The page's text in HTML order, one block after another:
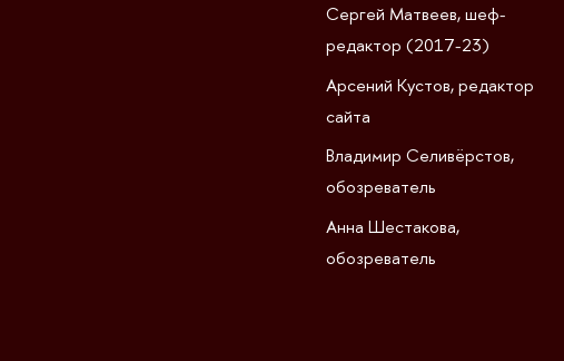
Сергей Матвеев, шеф-
редактор (2017-23)
Арсений Кустов, редактор
сайта
Владимир Селивёрстов,
обозреватель
Анна Шестакова,
обозреватель